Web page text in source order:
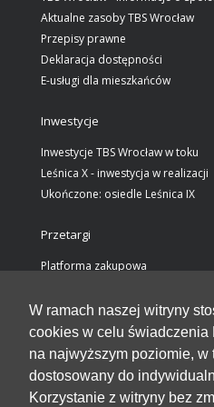
W ramach naszej witryny
cookies w celu świadczenia
na najwyższym poziomie, w
dostosowany do
Korzystanie z witryny bez
Aktualne zasoby TBS Wrocław
Przepisy prawne
Deklaracja dostępności
E-usługi dla mieszkańców
Inwestycje
Inwestycje TBS Wrocław w toku
Leśnica X - inwestycja w realizacji
Ukończone: osiedle Leśnica IX
Przetargi
Platforma zakupowa
Ogłoszenia przetargów /
Wyjaśnienia do SWZ
Rozstrzygnięcia przetargów
Kontakt